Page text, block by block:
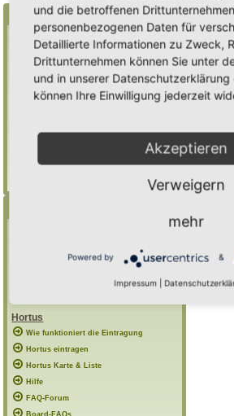
Suche
Benutze ein * als Platzhalter für teilweis
Übereinstimmungen
Mulchfindet "Mulch", Mulch*findet auch
Weitere Hilfe zur Suche
Foren-Übersicht
Hortus
Wie funktioniert die Eintragung
Hortus eintragen
Hortus Karte & Liste
Hilfe
FAQ-Forum
Board-FAQs
und die betroffenen
personenbezogenen Daten für
Detaillierte Informationen zu Zweck,
Drittunternehmen können Sie unter
und in unserer Datenschutzerklärung
können Ihre Einwilligung jederzeit
Akzeptieren
Verweigern
mehr
Powered by &
Impressum